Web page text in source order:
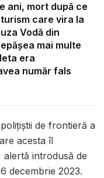
ani, mort după ce
care vira la
Vodă din
mai multe
era
număr fals
de frontieră a
acesta îl
introdusă de
decembrie 2023.